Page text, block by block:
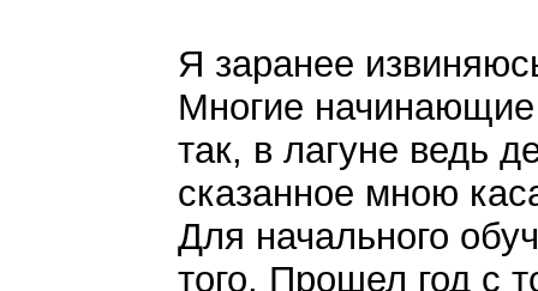
Я заранее
Многие начинающие
так, в лагуне ведь
сказанное мною
Для начального
того. Прошел год с